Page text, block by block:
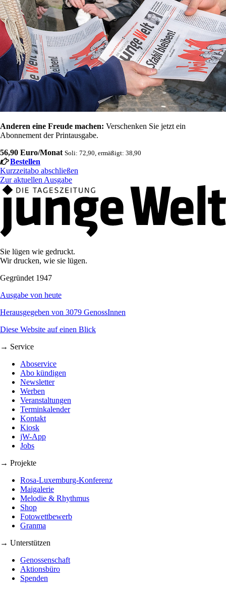
Anderen eine Freude machen: Verschenken Sie jetzt ein
Abonnement der Printausgabe.
56,90 Euro/Monat Soli: 72,90, ermäßigt: 38,90
Bestellen
Kurzzeitabo abschließen
Zur aktuellen Ausgabe
Sie lügen wie gedruckt.
Wir drucken, wie sie lügen.
Gegründet 1947
Ausgabe von heute
Herausgegeben von 3079 GenossInnen
Diese Website auf einen Blick
→ Service
Aboservice
Abo kündigen
Newsletter
Werben
Veranstaltungen
Terminkalender
Kontakt
Kiosk
jW-App
Jobs
→ Projekte
Rosa-Luxemburg-Konferenz
Maigalerie
Melodie & Rhythmus
Shop
Fotowettbewerb
Granma
→ Unterstützen
Genossenschaft
Aktionsbüro
Spenden